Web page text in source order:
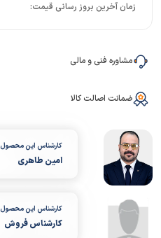
زمان آخرین بروز رسانی قیمت:
مشاوره فنی و مالی
ضمانت اصالت کالا
کارشناس این محصول
امین طاهری
کارشناس این محصول
کارشناس فروش